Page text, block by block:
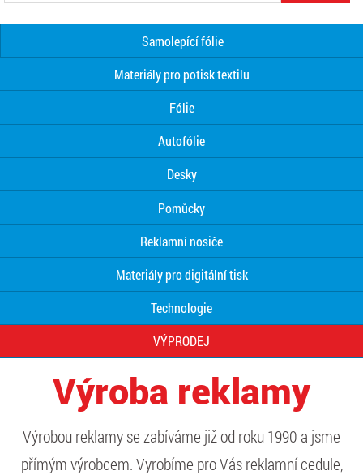
Samolepící fólie
Materiály pro potisk textilu
Fólie
Autofólie
Desky
Pomůcky
Reklamní nosiče
Materiály pro digitální tisk
Technologie
VÝPRODEJ
Výroba reklamy
Výrobou reklamy se zabíváme již od roku 1990 a jsme
přímým výrobcem. Vyrobíme pro Vás reklamní cedule,